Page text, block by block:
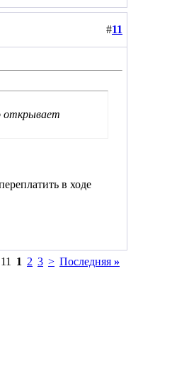
#11
открывает
в ходе
1 2 3 > Последняя »